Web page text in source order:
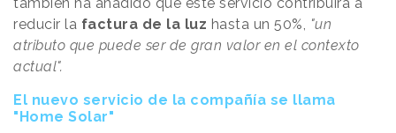
también ha añadido que este servicio contribuirá a
reducir la factura de la luz hasta un 50%, "un
atributo que puede ser de gran valor en el contexto
actual".
El nuevo servicio de la compañía se llama
"Home Solar"